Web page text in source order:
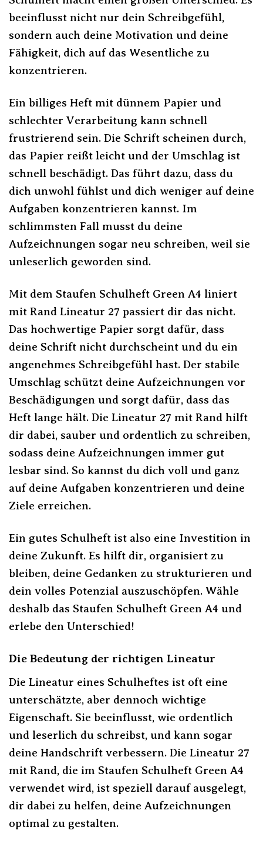
beeinflusst nicht nur dein Schreibgefühl,
sondern auch deine Motivation und deine
Fähigkeit, dich auf das Wesentliche zu
konzentrieren.
Ein billiges Heft mit dünnem Papier und
schlechter Verarbeitung kann schnell
frustrierend sein. Die Schrift scheinen durch,
das Papier reißt leicht und der Umschlag ist
schnell beschädigt. Das führt dazu, dass du
dich unwohl fühlst und dich weniger auf deine
Aufgaben konzentrieren kannst. Im
schlimmsten Fall musst du deine
Aufzeichnungen sogar neu schreiben, weil sie
unleserlich geworden sind.
Mit dem Staufen Schulheft Green A4 liniert
mit Rand Lineatur 27 passiert dir das nicht.
Das hochwertige Papier sorgt dafür, dass
deine Schrift nicht durchscheint und du ein
angenehmes Schreibgefühl hast. Der stabile
Umschlag schützt deine Aufzeichnungen vor
Beschädigungen und sorgt dafür, dass das
Heft lange hält. Die Lineatur 27 mit Rand hilft
dir dabei, sauber und ordentlich zu schreiben,
sodass deine Aufzeichnungen immer gut
lesbar sind. So kannst du dich voll und ganz
auf deine Aufgaben konzentrieren und deine
Ziele erreichen.
Ein gutes Schulheft ist also eine Investition in
deine Zukunft. Es hilft dir, organisiert zu
bleiben, deine Gedanken zu strukturieren und
dein volles Potenzial auszuschöpfen. Wähle
deshalb das Staufen Schulheft Green A4 und
erlebe den Unterschied!
Die Bedeutung der richtigen Lineatur
Die Lineatur eines Schulheftes ist oft eine
unterschätzte, aber dennoch wichtige
Eigenschaft. Sie beeinflusst, wie ordentlich
und leserlich du schreibst, und kann sogar
deine Handschrift verbessern. Die Lineatur 27
mit Rand, die im Staufen Schulheft Green A4
verwendet wird, ist speziell darauf ausgelegt,
dir dabei zu helfen, deine Aufzeichnungen
optimal zu gestalten.